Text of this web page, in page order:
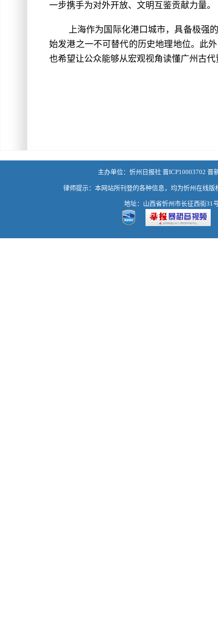
一步携手为对外开放、文明互鉴贡献力量。
上海作为国际化港口城市，具备极强
始发港之一不可替代的历史地理地位。此
也希望让公众能够从宏观视角读懂广州古
主办单位：忻州日报社 晋ICP10003702 晋
律师提示：本网站所刊登的各种信息，均为忻州在线
地址：山西省忻州市长征西街31